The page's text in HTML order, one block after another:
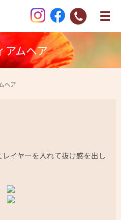
アムヘア
ヘア
イヤーを入れて抜け感を出し